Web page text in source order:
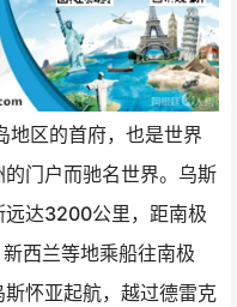
区的首府，也是世界
门户而驰名世界。乌斯
达3200公里，距南极
西兰等地乘船往南极
怀亚起航，越过德雷克